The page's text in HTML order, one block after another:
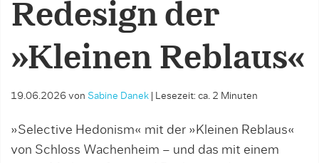
Redesign der
»Kleinen Reblaus«
19.06.2026 von Sabine Danek Lesezeit: ca. 2 Minuten
»Selective Hedonism« mit der »Kleinen Reblaus«
von Schloss Wachenheim – und das mit einem